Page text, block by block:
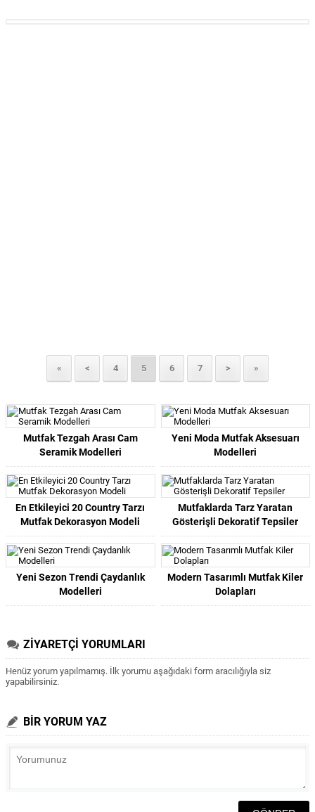
« < 4 5 6 7 > »
Mutfak Tezgah Arası Cam
Seramik Modelleri
Yeni Moda Mutfak Aksesuarı
Modelleri
En Etkileyici 20 Country Tarzı
Mutfak Dekorasyon Modeli
Mutfaklarda Tarz Yaratan
Gösterişli Dekoratif Tepsiler
Yeni Sezon Trendi Çaydanlık
Modelleri
Modern Tasarımlı Mutfak Kiler
Dolapları
ZİYARETÇİ YORUMLARI
Henüz yorum yapılmamış. İlk yorumu aşağıdaki form aracılığıyla siz
yapabilirsiniz.
BİR YORUM YAZ